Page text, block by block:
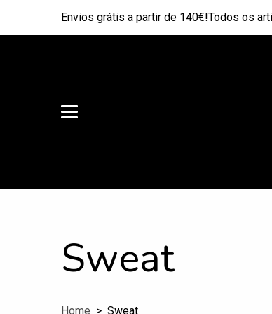
Envios grátis a partir de 140€!Todos os
Sweat
Home Sweat